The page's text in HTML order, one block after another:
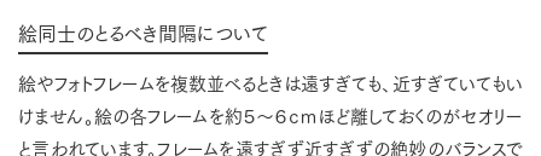
絵同士のとるべき間隔について
絵やフォトフレームを複数並べるときは遠すぎても、近すぎていてもい
けません。絵の各フレームを約５～６ｃｍほど離しておくのがセオリー
と言われています。フレームを遠すぎず近すぎずの絶妙のバランスで